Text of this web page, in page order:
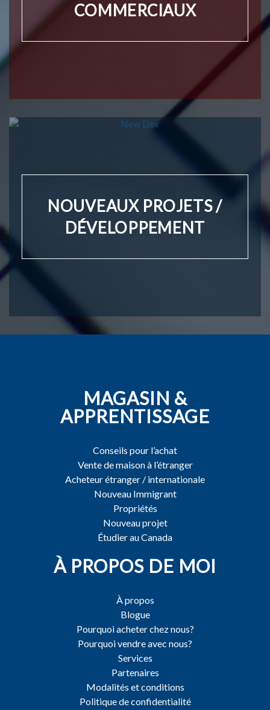
COMMERCIAUX
NOUVEAUX PROJETS /
DÉVELOPPEMENT
MAGASIN &
APPRENTISSAGE
Conseils pour l’achat
Vente de maison à l’étranger
Acheteur étranger / internationale
Nouveau Immigrant
Propriétés
Nouveau projet
Étudier au Canada
À PROPOS DE MOI
À propos
Blogue
Pourquoi acheter chez nous?
Pourquoi vendre avec nous?
Services
Partenaires
Modalités et conditions
Politique de confidentialité